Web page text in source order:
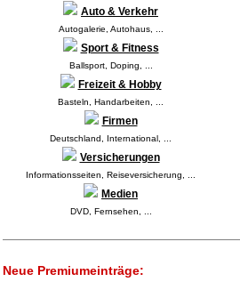
Auto & Verkehr
Autogalerie Autohaus,
Sport & Fitness
Ballsport, Doping
Freizeit & Hobby
Basteln Handarbeiten
Firmen
Deutschland International
Versicherungen
Informationsseiten Reiseversicherung
Medien
DVD, Fernsehen
Neue Premiumeinträge: